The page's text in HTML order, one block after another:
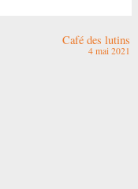
Café des lutins
4 mai 2021